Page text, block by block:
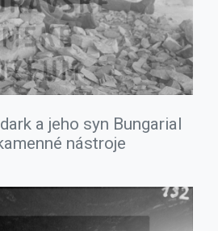
a jeho syn Bungarial
nástroje